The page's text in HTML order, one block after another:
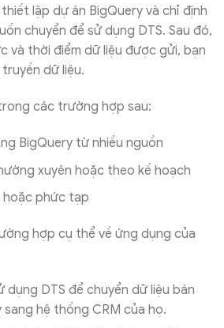
lập dự án BigQuery và chỉ định
chuyển để sử dụng DTS. Sau đó,
và thời điểm dữ liệu được gửi, bạn
dữ liệu.
các trường hợp sau:
BigQuery từ nhiều nguồn
xuyên hoặc theo kế hoạch
hoặc phức tạp
hợp cụ thể về ứng dụng của
dụng DTS để chuyển dữ liệu bán
hệ thống CRM của họ.